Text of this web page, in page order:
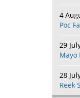
4
Poc
29
Mayo
28
Reek